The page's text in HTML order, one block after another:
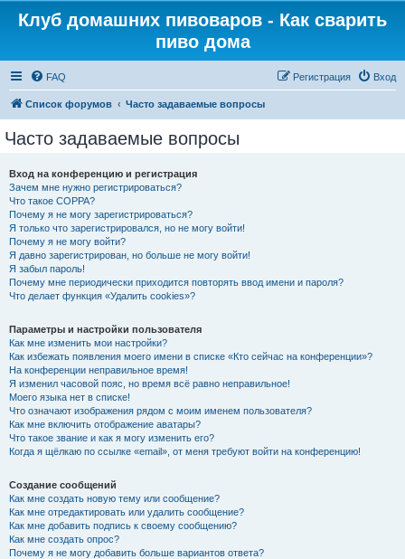
Клуб домашних пивоваров - Как cварить
пиво дома
FAQ Вход
Регистрация
Список форумов Часто задаваемые вопросы
Часто задаваемые вопросы
Вход на конференцию и регистрация
Зачем мне нужно регистрироваться?
Что такое COPPA?
Почему я не могу зарегистрироваться?
Я только что зарегистрировался, но не могу войти!
Почему я не могу войти?
Я давно зарегистрирован, но больше не могу войти!
Я забыл пароль!
Почему мне периодически приходится повторять ввод имени и пароля?
Что делает функция «Удалить cookies»?
Параметры и настройки пользователя
Как мне изменить мои настройки?
Как избежать появления моего имени в списке «Кто сейчас на конференции»?
На конференции неправильное время!
Я изменил часовой пояс, но время всё равно неправильное!
Моего языка нет в списке!
Что означают изображения рядом с моим именем пользователя?
Как мне включить отображение аватары?
Что такое звание и как я могу изменить его?
Когда я щёлкаю по ссылке «email», от меня требуют войти на конференцию!
Создание сообщений
Как мне создать новую тему или сообщение?
Как мне отредактировать или удалить сообщение?
Как мне добавить подпись к своему сообщению?
Как мне создать опрос?
Почему я не могу добавить больше вариантов ответа?